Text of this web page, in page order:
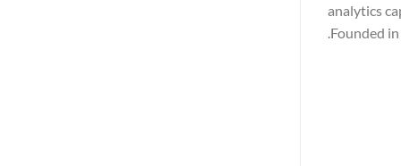
analytics
Founded